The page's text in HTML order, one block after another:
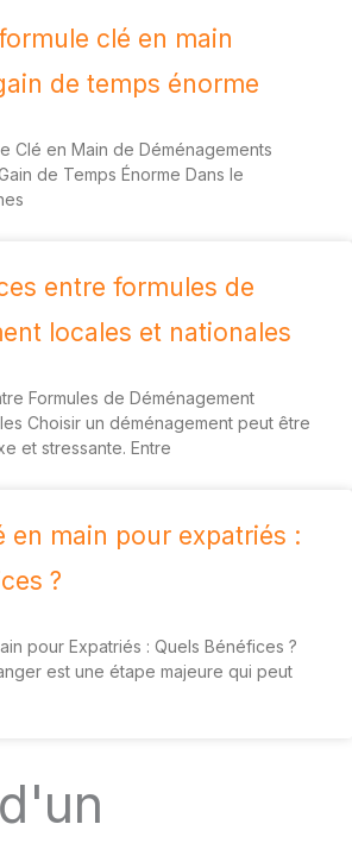
clé en main
de temps énorme
Clé en Main de Déménagements
de Temps Énorme Dans le
entre formules de
locales et nationales
Formules de Déménagement
Choisir un déménagement peut être
et stressante. Entre
en main pour expatriés :
?
pour Expatriés : Quels Bénéfices ?
est une étape majeure qui peut